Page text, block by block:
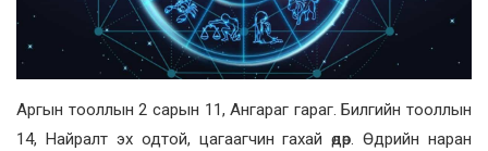
Аргын тооллын 2 сарын 11, Ангараг гараг. Билгийн тооллын
14, Найралт эх одтой, цагаагчин гахай өдөр. Өдрийн наран